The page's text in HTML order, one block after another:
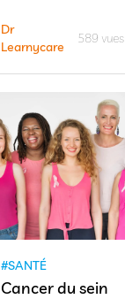
Dr
Learnycare
589 vues
#SANTÉ
Cancer du sein